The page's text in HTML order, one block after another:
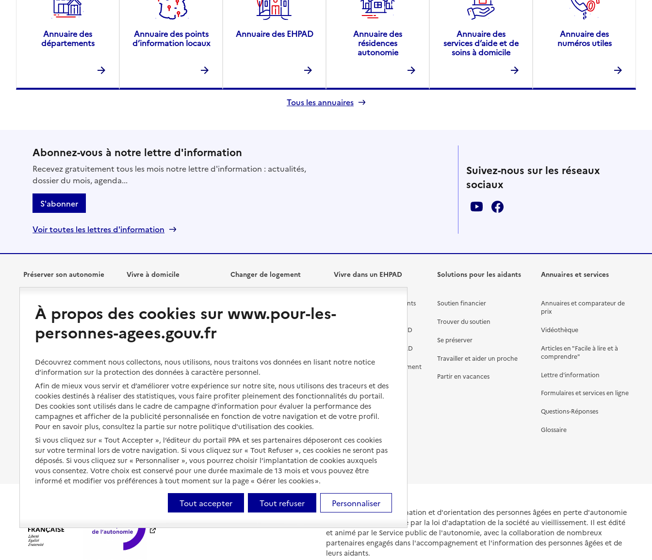
Annuaire des
départements
Annuaire des points
d’information locaux
Annuaire des EHPAD
Annuaire des
résidences
autonomie
Annuaire des
services d’aide et de
soins à domicile
Annuaire des
numéros utiles
Tous les annuaires
Abonnez-vous à notre lettre d'information
Recevez gratuitement tous les mois notre lettre d'information : actualités,
dossier du mois, agenda...
S'abonner
Voir toutes les lettres d'information
Suivez-nous sur les réseaux
sociaux
Préserver son autonomie
et droits
Aménager son logement et
s'équiper
santé
Organiser à l'avance sa propre
protection
Les mesures de protection
Les obligations de la famille
Les politiques du grand âge
Vivre à domicile
Bénéficier de soins à domicile
Aides financières
Solutions d'accueil temporaire
Partager son logement
Vivre à domicile avec une
maladie ou un handicap
Être hospitalisé
Fin de vie à domicile
Changer de logement
Vivre dans une résidence avec
Vivre en accueil familial
Autres solutions de logement
Vivre dans un EHPAD
Les différents établissements
Préparer l'entrée en EHPAD
Aides financières en EHPAD
Prévention, accompagnement
Comprendre les prix en
EHPAD
Droits en EHPAD
Fin de vie en EHPAD
Solutions pour les aidants
Soutien financier
Trouver du soutien
Se préserver
Travailler et aider un proche
Partir en vacances
Annuaires et services
Annuaires et comparateur de
prix
Vidéothèque
Articles en "Facile à lire et à
comprendre"
Lettre d'information
Formulaires et services en ligne
Questions-Réponses
Glossaire
Portail national d'information et d'orientation des personnes âgées en perte d'autonomie
et de leurs proches, créé par la loi d'adaptation de la société au vieillissement. Il est édité
et animé par le Service public de l'autonomie, avec la collaboration de nombreux
partenaires engagés dans l'accompagnement et l'information des personnes âgées et de
leurs aidants.
À propos des cookies sur www.pour-les-
personnes-agees.gouv.fr
Découvrez comment nous collectons, nous utilisons, nous traitons vos données en lisant notre notice
d’information sur la protection des données à caractère personnel.
Afin de mieux vous servir et d’améliorer votre expérience sur notre site, nous utilisons des traceurs et des
cookies destinés à réaliser des statistiques, vous faire profiter pleinement des fonctionnalités du portail.
Des cookies sont utilisés dans le cadre de campagne d’information pour évaluer la performance des
campagnes et afficher de la publicité personnalisée en fonction de votre navigation et de votre profil.
Pour en savoir plus, consultez la partie sur notre politique d'utilisation des cookies.
Si vous cliquez sur « Tout Accepter », l’éditeur du portail PPA et ses partenaires déposeront ces cookies
sur votre terminal lors de votre navigation. Si vous cliquez sur « Tout Refuser », ces cookies ne seront pas
déposés. Si vous cliquez sur « Personnaliser », vous pourrez choisir l’implantation de cookies auxquels
vous consentez. Votre choix est conservé pour une durée maximale de 13 mois et vous pouvez être
informé et modifier vos préférences à tout moment sur la page « Gérer les cookies ».
Tout accepter Tout refuser Personnaliser